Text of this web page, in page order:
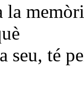
la
seu, té